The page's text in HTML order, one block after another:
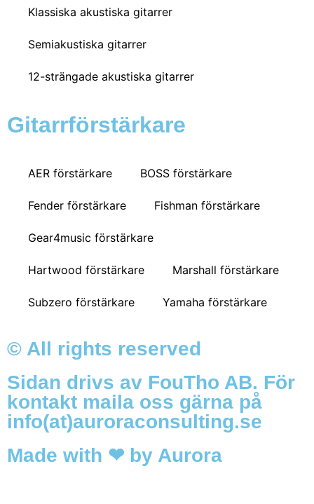
Klassiska akustiska gitarrer
Semiakustiska gitarrer
12-strängade akustiska gitarrer
Gitarrförstärkare
AER förstärkare BOSS förstärkare
Fender förstärkare Fishman förstärkare
Gear4music förstärkare
Hartwood förstärkare Marshall förstärkare
Subzero förstärkare Yamaha förstärkare
© All rights reserved
Sidan drivs av FouTho AB. För
kontakt maila oss gärna på
info(at)auroraconsulting.se
Made with ❤ by Aurora